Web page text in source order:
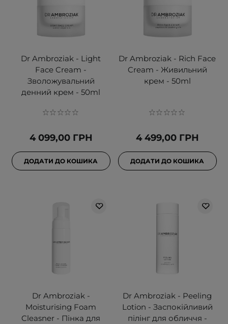
Dr Ambroziak - Light
Face Cream -
Зволожувальний
денний крем - 50ml
4 099,00 ГРН
ДОДАТИ ДО КОШИКА
Dr Ambroziak - Rich Face
Cream - Живильний
крем - 50ml
4 499,00 ГРН
ДОДАТИ ДО КОШИКА
Dr Ambroziak -
Moisturising Foam
Cleasner - Пінка для
Dr Ambroziak - Peeling
Lotion - Заспокійливий
пілінг для обличчя -